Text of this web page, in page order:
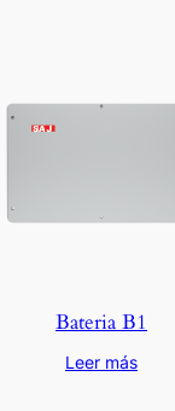
Bateria B1
Leer más